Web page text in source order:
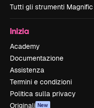
Tutti gli strumenti Magnific
Inizia
Academy
Documentazione
Assistenza
Termini e condizioni
Politica sulla privacy
Originali New